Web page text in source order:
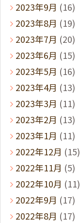
2023年9月 (16)
2023年8月 (19)
2023年7月 (20)
2023年6月 (15)
2023年5月 (16)
2023年4月 (13)
2023年3月 (11)
2023年2月 (13)
2023年1月 (11)
2022年12月 (15)
2022年11月 (5)
2022年10月 (11)
2022年9月 (17)
2022年8月 (17)